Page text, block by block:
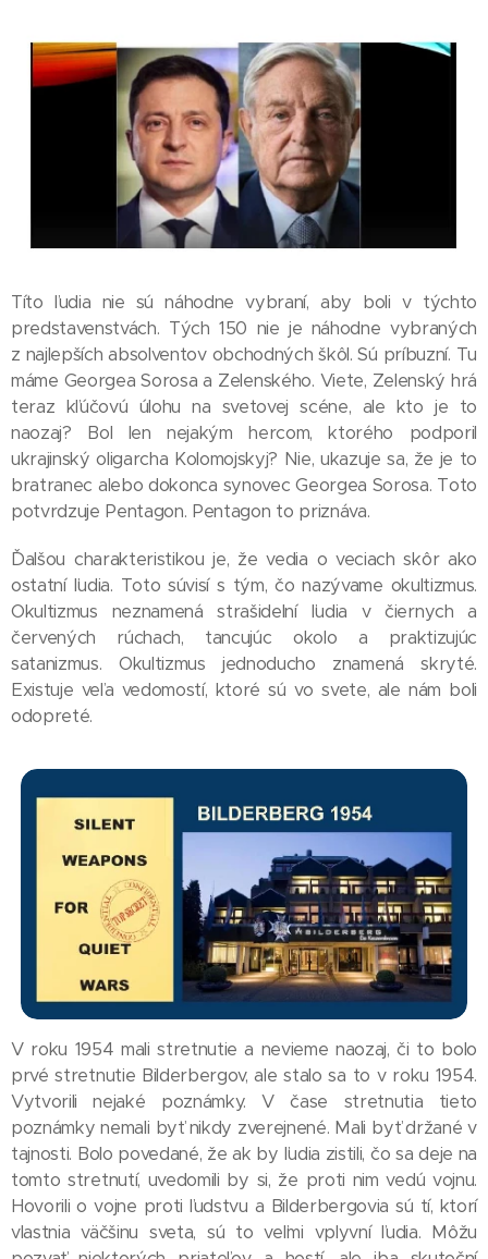
Títo ľudia nie sú náhodne vybraní, aby boli v týchto
predstavenstvách. Tých 150 nie je náhodne vybraných
z najlepších absolventov obchodných škôl. Sú príbuzní. Tu
máme Georgea Sorosa a Zelenského. Viete, Zelenský hrá
teraz kľúčovú úlohu na svetovej scéne, ale kto je to
naozaj? Bol len nejakým hercom, ktorého podporil
ukrajinský oligarcha Kolomojskyj? Nie, ukazuje sa, že je to
bratranec alebo dokonca synovec Georgea Sorosa. Toto
potvrdzuje Pentagon. Pentagon to priznáva.
Ďalšou charakteristikou je, že vedia o veciach skôr ako
ostatní ľudia. Toto súvisí s tým, čo nazývame okultizmus.
Okultizmus neznamená strašidelní ľudia v čiernych a
červených rúchach, tancujúc okolo a praktizujúc
satanizmus. Okultizmus jednoducho znamená skryté.
Existuje veľa vedomostí, ktoré sú vo svete, ale nám boli
odopreté.
V roku 1954 mali stretnutie a nevieme naozaj, či to bolo
prvé stretnutie Bilderbergov, ale stalo sa to v roku 1954.
Vytvorili nejaké poznámky. V čase stretnutia tieto
poznámky nemali byť nikdy zverejnené. Mali byť držané v
tajnosti. Bolo povedané, že ak by ľudia zistili, čo sa deje na
tomto stretnutí, uvedomili by si, že proti nim vedú vojnu.
Hovorili o vojne proti ľudstvu a Bilderbergovia sú tí, ktorí
vlastnia väčšinu sveta, sú to veľmi vplyvní ľudia. Môžu